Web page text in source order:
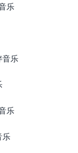
乐
音乐
乐
乐